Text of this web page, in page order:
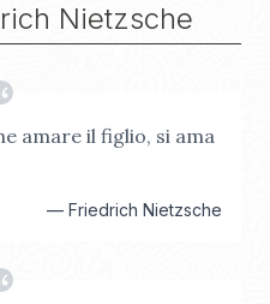
Nietzsche
amare il figlio, si ama
— Friedrich Nietzsche